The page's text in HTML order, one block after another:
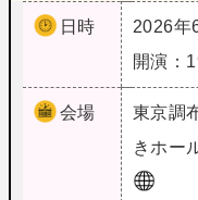
日時
2026年
開演：
会場 東京調
きホー